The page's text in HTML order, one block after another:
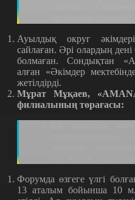
Ауылдық округ
сайлаған. Әрі олардың
болмаған. Сондықтан
алған «Әкімдер
жетілдірді.
Мұрат Мұқаев,
филиалының төрағасы:
Форумда өзгеге үлгі
13 аталым бойынша 10